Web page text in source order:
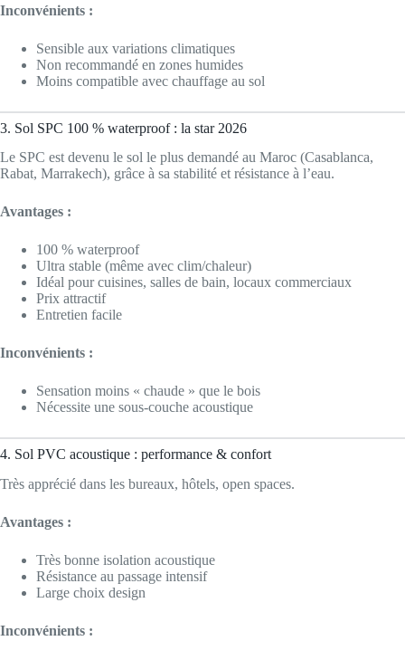
Inconvénients :
Sensible aux variations climatiques
Non recommandé en zones humides
Moins compatible avec chauffage au sol
3. Sol SPC 100 % waterproof : la star 2026
Le SPC est devenu le sol le plus demandé au Maroc (Casablanca,
Rabat, Marrakech), grâce à sa stabilité et résistance à l’eau.
Avantages :
100 % waterproof
Ultra stable (même avec clim/chaleur)
Idéal pour cuisines, salles de bain, locaux commerciaux
Prix attractif
Entretien facile
Inconvénients :
Sensation moins « chaude » que le bois
Nécessite une sous-couche acoustique
4. Sol PVC acoustique : performance & confort
Très apprécié dans les bureaux, hôtels, open spaces.
Avantages :
Très bonne isolation acoustique
Résistance au passage intensif
Large choix design
Inconvénients :